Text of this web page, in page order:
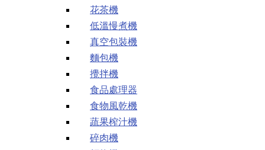
花茶機
低溫慢煮機
真空包裝機
麵包機
攪拌機
食品處理器
食物風乾機
蔬果榨汁機
碎肉機